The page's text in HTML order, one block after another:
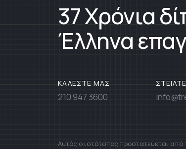
37 Χρόνια
Έλληνα
ΚΑΛΕΣΤΕ ΜΑΣ
210 947 3600
Αυτός ο ιστότοπος προστατεύεται από